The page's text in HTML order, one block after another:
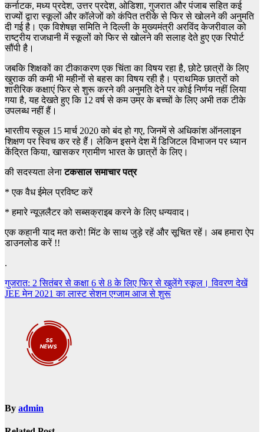
कर्नाटक, मध्य प्रदेश, उत्तर प्रदेश, ओडिशा, गुजरात और पंजाब सहित कई
राज्यों द्वारा स्कूलों और कॉलेजों को कंपित तरीके से फिर से खोलने की अनुमति
दी गई है। एक विशेषज्ञ समिति ने दिल्ली के मुख्यमंत्री अरविंद केजरीवाल को
राष्ट्रीय राजधानी में स्कूलों को फिर से खोलने की सलाह देते हुए एक रिपोर्ट
सौंपी है।
जबकि शिक्षकों का टीकाकरण एक चिंता का विषय रहा है, छोटे छात्रों के लिए
खुराक की कमी भी महीनों से बहस का विषय रही है। प्राथमिक छात्रों को
शारीरिक कक्षाएं फिर से शुरू करने की अनुमति देने पर कोई निर्णय नहीं लिया
गया है, यह देखते हुए कि 12 वर्ष से कम उम्र के बच्चों के लिए अभी तक टीके
उपलब्ध नहीं हैं।
भारतीय स्कूल 15 मार्च 2020 को बंद हो गए, जिनमें से अधिकांश ऑनलाइन
शिक्षण पर स्विच कर रहे हैं। लेकिन इसने देश में डिजिटल विभाजन पर ध्यान
केंद्रित किया, खासकर ग्रामीण भारत के छात्रों के लिए।
की सदस्यता लेनाटकसाल समाचार पत्र
* एक वैध ईमेल प्रविष्ट करें
* हमारे न्यूज़लैटर को सब्सक्राइब करने के लिए धन्यवाद।
एक कहानी याद मत करो! मिंट के साथ जुड़े रहें और सूचित रहें। अब हमारा ऐप
डाउनलोड करें !!
.
Post
navigation
गुजरात: 2 सितंबर से कक्षा 6 से 8 के लिए फिर से खुलेंगे स्कूल। विवरण देखें
JEE मेन 2021 का लास्ट सेशन एग्जाम आज से शुरू
By admin